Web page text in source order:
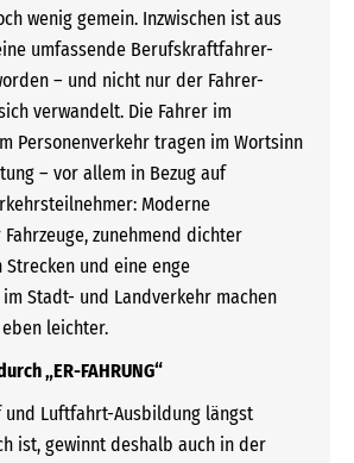
wenig gemein. Inzwischen ist aus
umfassende Berufskraftfahrer-
– und nicht nur der Fahrer-
verwandelt. Die Fahrer im
Personenverkehr tragen im Wortsinn
– vor allem in Bezug auf
Moderne
zunehmend dichter
und eine enge
Stadt- und Landverkehr machen
leichter.
„ER-FAHRUNG“
und Luftfahrt-Ausbildung längst
ist, gewinnt deshalb auch in der